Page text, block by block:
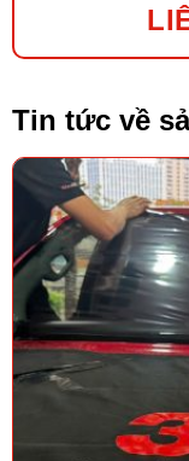
Tin tức về